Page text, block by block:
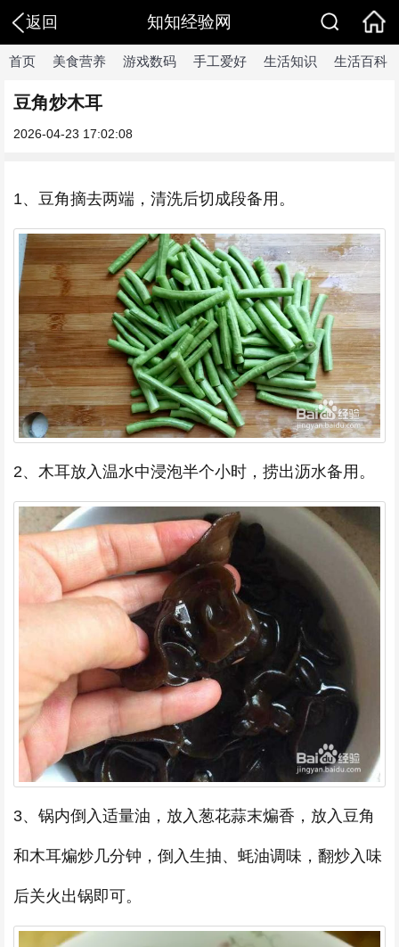
返回 知知经验网
首页 美食营养 游戏数码 手工爱好 生活知识 生活百科
豆角炒木耳
2026-04-23 17:02:08
1、豆角摘去两端，清洗后切成段备用。
2、木耳放入温水中浸泡半个小时，捞出沥水备用。
3、锅内倒入适量油，放入葱花蒜末煸香，放入豆角
和木耳煸炒几分钟，倒入生抽、蚝油调味，翻炒入味
后关火出锅即可。